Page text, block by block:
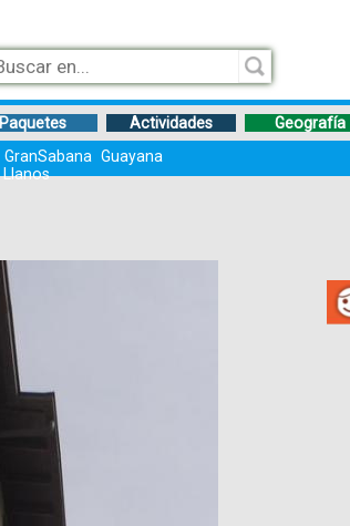
Paquetes Actividades Geografía
GranSabana Guayana
Llanos